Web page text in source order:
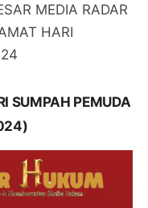
MEDIA RADAR
HARI
SUMPAH PEMUDA